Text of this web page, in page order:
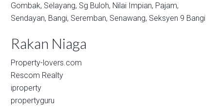
Gombak, Selayang, Sg Buloh, Nilai Impian, Pajam,
Sendayan, Bangi, Seremban, Senawang, Seksyen 9 Bangi
Rakan Niaga
Property-lovers.com
Rescom Realty
iproperty
propertyguru